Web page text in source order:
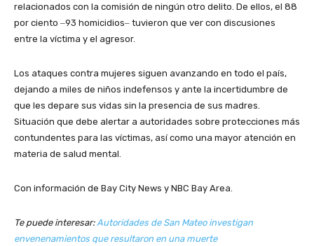
relacionados con la comisión de ningún otro delito. De ellos, el 88
por ciento ‒93 homicidios‒ tuvieron que ver con discusiones
entre la víctima y el agresor.
Los ataques contra mujeres siguen avanzando en todo el país,
dejando a miles de niños indefensos y ante la incertidumbre de
que les depare sus vidas sin la presencia de sus madres.
Situación que debe alertar a autoridades sobre protecciones más
contundentes para las víctimas, así como una mayor atención en
materia de salud mental.
Con información de Bay City News y NBC Bay Area.
Te puede interesar: Autoridades de San Mateo investigan
envenenamientos que resultaron en una muerte